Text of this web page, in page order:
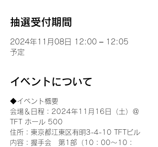
抽選受付期間
2024年11月08日 12:00 – 12:05
予定
イベントについて
◆イベント概要
会場＆日程：2024年11月16日（土）＠
TFT ホール 500
住所：東京都江東区有明3-4-10 TFTビル
内容：握手会　第1部（10：00～10：